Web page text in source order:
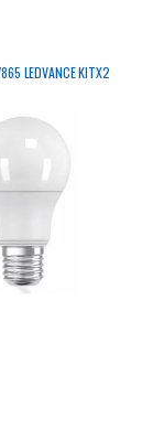
LEDVANCE KITX2